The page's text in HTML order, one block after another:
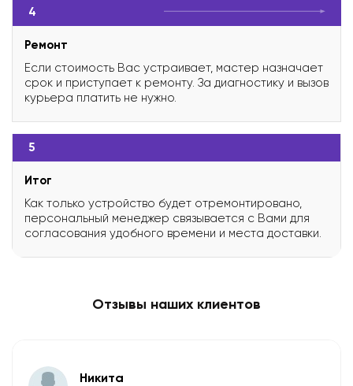
4
Ремонт
Если стоимость Вас устраивает, мастер назначает
срок и приступает к ремонту. За диагностику и вызов
курьера платить не нужно.
5
Итог
Как только устройство будет отремонтировано,
персональный менеджер связывается с Вами для
согласования удобного времени и места доставки.
Отзывы наших клиентов
Никита